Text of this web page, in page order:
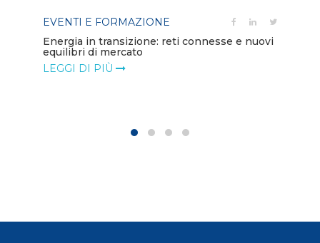
EVENTI E FORMAZIONE
Energia in transizione: reti connesse e nuovi
equilibri di mercato
LEGGI DI PIÙ